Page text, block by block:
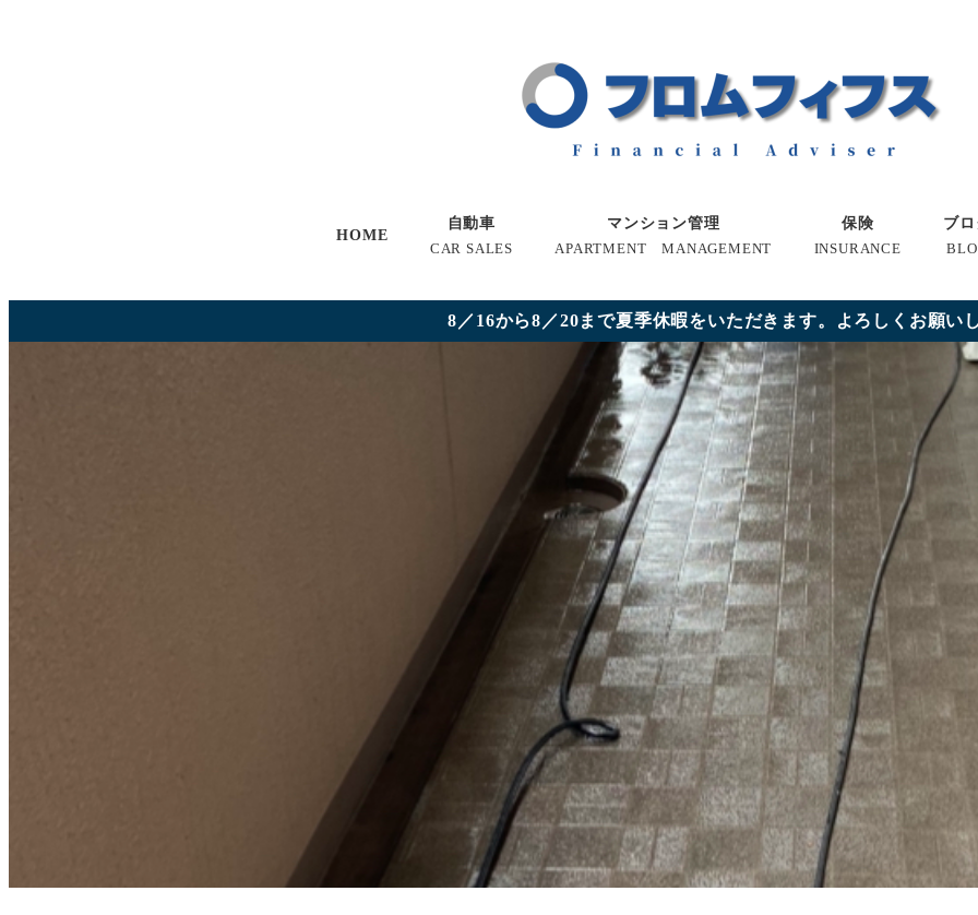
HOME
自動車
CAR SALES
マンション管理
APARTMENT MANAGEMENT
保険
INSURANCE
ブ
8／16から8／20まで夏季休暇をいただきます。よろしくお願い